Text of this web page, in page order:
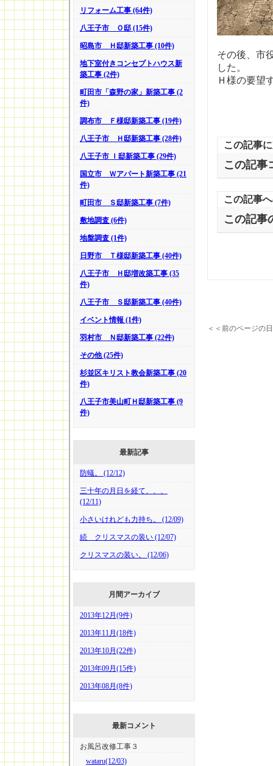
リフォーム工事 (64件)
八王子市 Ｏ邸 (15件)
昭島市 Ｈ邸新築工事 (10件)
地下室付きコンセプトハウス新
築工事 (2件)
町田市「森野の家」新築工事 (2
件)
調布市 Ｆ様邸新築工事 (19件)
八王子市 Ｈ邸新築工事 (28件)
八王子市 Ｉ邸新築工事 (29件)
国立市 Ｗアパート新築工事 (21
件)
町田市 Ｓ邸新築工事 (7件)
敷地調査 (6件)
地盤調査 (1件)
日野市 Ｔ様邸新築工事 (40件)
八王子市 Ｈ邸増改築工事 (35
件)
八王子市 Ｓ邸新築工事 (40件)
イベント情報 (1件)
羽村市 Ｎ邸新築工事 (22件)
その他 (25件)
杉並区キリスト教会新築工事 (20
件)
八王子市美山町Ｈ邸新築工事 (9
件)
最新記事
防蟻。 (12/12)
三十年の月日を経て、、、
(12/11)
小さいけれども力持ち。 (12/09)
続 クリスマスの装い (12/07)
クリスマスの装い。 (12/06)
月間アーカイブ
2013年12月(9件)
2013年11月(18件)
2013年10月(22件)
2013年09月(15件)
2013年08月(8件)
最新コメント
お風呂改修工事３
wataru(12/03)
その後、市
した。
Ｈ様の要望
この記事
この記事
この記事
この記事
＜＜前のページの